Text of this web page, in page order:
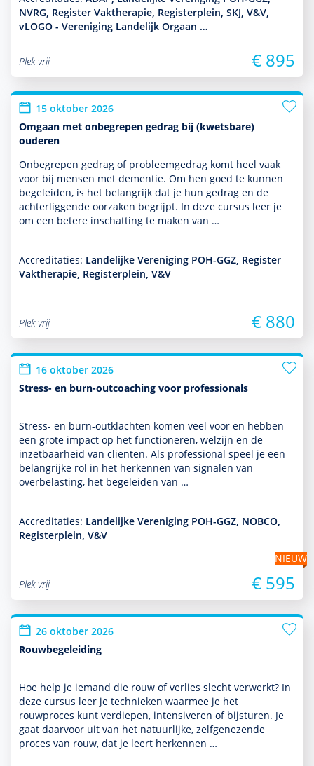
NVRG, Register Vaktherapie, Registerplein, SKJ, V&V,
vLOGO - Vereniging Landelijk Orgaan …
Plek vrij € 895
15 oktober 2026
Omgaan met onbegrepen gedrag bij (kwetsbare)
ouderen
Onbegrepen gedrag of probleemgedrag komt heel vaak
voor bij mensen met dementie. Om hen goed te kunnen
bege­leiden, is het belang­rijk dat je hun gedrag en de
achterliggende oorzaken begrijpt. In deze cursus leer je
om een betere inschatting te maken van …
Accreditaties: Landelijke Vereniging POH-GGZ, Register
Vaktherapie, Registerplein, V&V
Plek vrij € 880
16 oktober 2026
Stress- en burn-outcoaching voor professionals
Stress- en burn-outklachten komen veel voor en hebben
een grote impact op het functio­neren, welzijn en de
inzetbaarheid van cliënten. Als professional speel je een
belang­rijke rol in het herkennen van signalen van
overbelasting, het bege­leiden van …
Accreditaties: Landelijke Vereniging POH-GGZ, NOBCO,
Registerplein, V&V
NIEUW
Plek vrij
€ 595
26 oktober 2026
Rouwbegeleiding
Hoe help je iemand die rouw of verlies slecht verwerkt? In
deze cursus leer je tech­nieken waarmee je het
rouwproces kunt ver­die­pen, intensiveren of bijsturen. Je
gaat daarvoor uit van het natuurlijke, zelfgenezende
proces van rouw, dat je leert herkennen …